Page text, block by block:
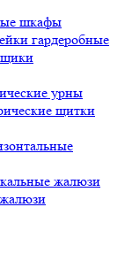
шкафы
гардеробные
урны
щитки
жалюзи